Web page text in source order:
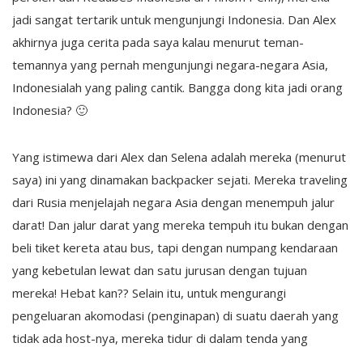
jadi sangat tertarik untuk mengunjungi Indonesia. Dan Alex
akhirnya juga cerita pada saya kalau menurut teman-
temannya yang pernah mengunjungi negara-negara Asia,
Indonesialah yang paling cantik. Bangga dong kita jadi orang
Indonesia? 🙂
Yang istimewa dari Alex dan Selena adalah mereka (menurut
saya) ini yang dinamakan backpacker sejati. Mereka traveling
dari Rusia menjelajah negara Asia dengan menempuh jalur
darat! Dan jalur darat yang mereka tempuh itu bukan dengan
beli tiket kereta atau bus, tapi dengan numpang kendaraan
yang kebetulan lewat dan satu jurusan dengan tujuan
mereka! Hebat kan?? Selain itu, untuk mengurangi
pengeluaran akomodasi (penginapan) di suatu daerah yang
tidak ada host-nya, mereka tidur di dalam tenda yang